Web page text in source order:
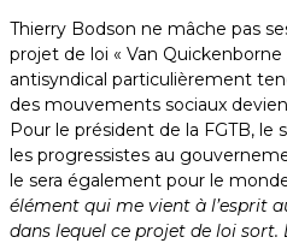
Thierry Bodson ne mâche pas
projet de loi « Van
antisyndical particulièrement
des mouvements sociaux
Pour le président de la FGTB,
les progressistes au
le sera également pour le
élément qui me vient à l’esprit
dans lequel ce projet de loi sort.